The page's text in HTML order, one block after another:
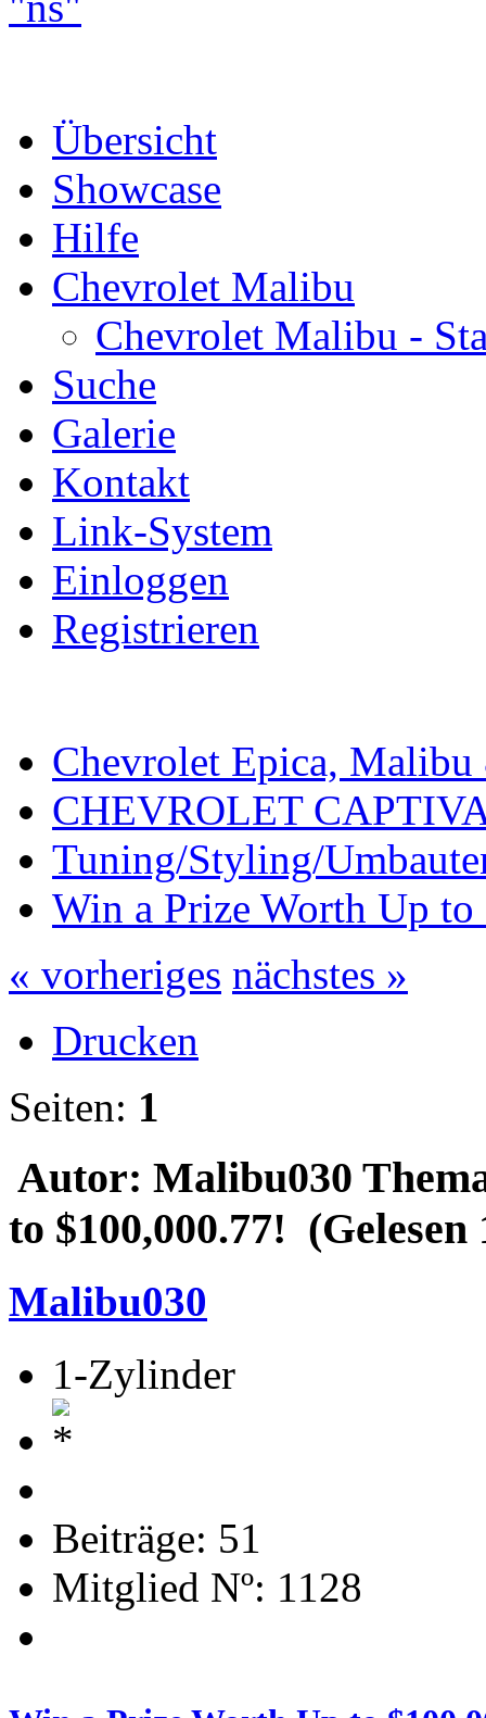
Übersicht
Showcase
Hilfe
Chevrolet Malibu
Chevrolet Malibu -
Suche
Galerie
Kontakt
Link-System
Einloggen
Registrieren
Chevrolet Epica,
CHEVROLET
Tuning/Styling/
Win a Prize Worth Up
« vorheriges nächstes »
Drucken
Seiten: 1
Autor: Malibu030
to $100,000.77! (Gelesen
Malibu030
1-Zylinder
Beiträge: 51
Mitglied Nº: 1128